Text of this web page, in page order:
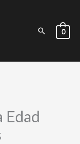
Buscar
0
Edad